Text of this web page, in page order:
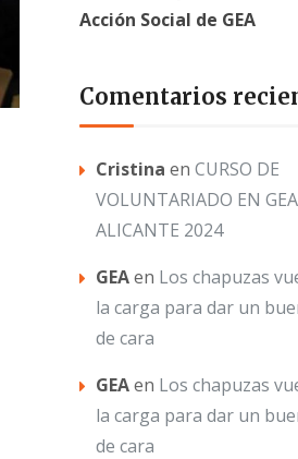
Acción Social de GEA
Comentarios
Cristina en CURSO DE
VOLUNTARIADO EN GEA
ALICANTE 2024
GEAen Los chapuzas
la carga para dar un
de cara
GEAen Los chapuzas
la carga para dar un
de cara